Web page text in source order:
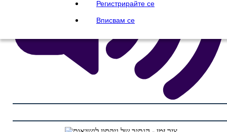
Регистрирайте се
Вписвам се